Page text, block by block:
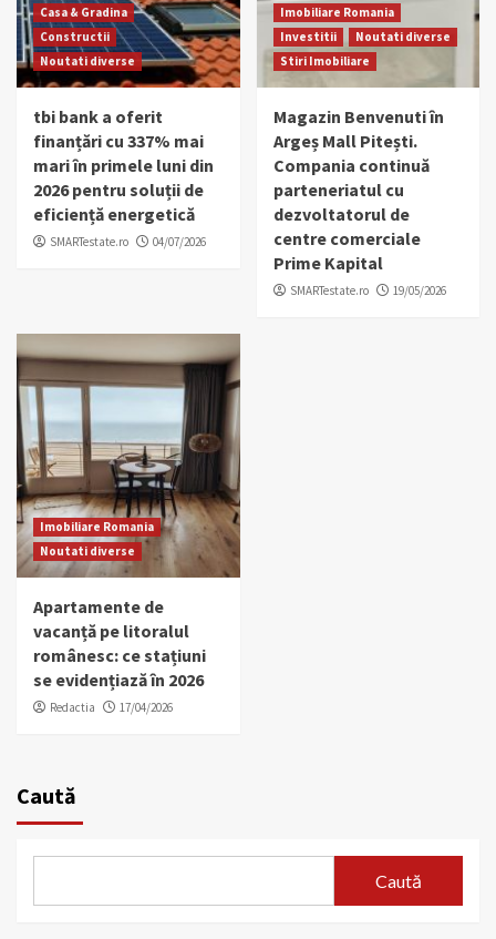
Casa & Gradina
Constructii
Noutati diverse
tbi bank a oferit
finanțări cu 337% mai
mari în primele luni din
2026 pentru soluții de
eficiență energetică
SMARTestate.ro 04/07/2026
Imobiliare Romania
Investitii
Noutati diverse
Stiri Imobiliare
Magazin Benvenuti în
Argeș Mall Pitești.
Compania continuă
parteneriatul cu
dezvoltatorul de
centre comerciale
Prime Kapital
SMARTestate.ro 19/05/2026
Imobiliare Romania
Noutati diverse
Apartamente de
vacanță pe litoralul
românesc: ce stațiuni
se evidențiază în 2026
Redactia 17/04/2026
Caută
Caută